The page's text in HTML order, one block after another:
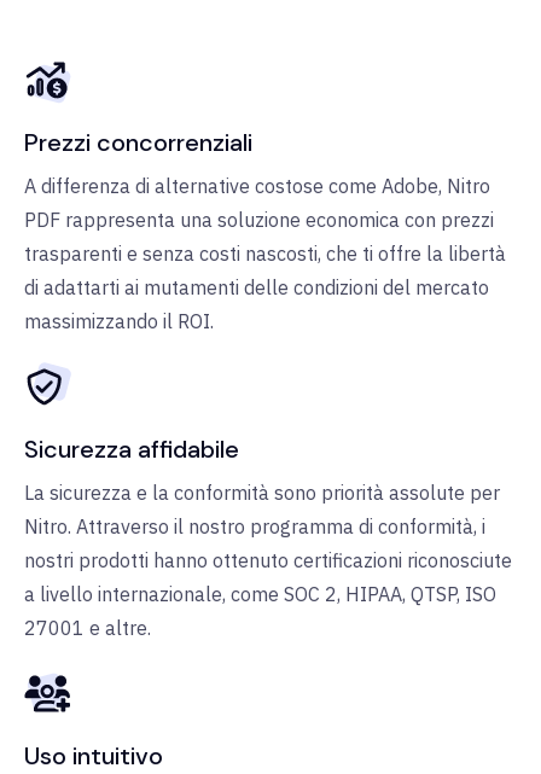
Prezzi concorrenziali
A differenza di alternative costose come Adobe, Nitro
PDF rappresenta una soluzione economica con prezzi
trasparenti e senza costi nascosti, che ti offre la libertà
di adattarti ai mutamenti delle condizioni del mercato
massimizzando il ROI.
Sicurezza affidabile
La sicurezza e la conformità sono priorità assolute per
Nitro. Attraverso il nostro programma di conformità, i
nostri prodotti hanno ottenuto certificazioni riconosciute
a livello internazionale, come SOC 2, HIPAA, QTSP, ISO
27001 e altre.
Uso intuitivo